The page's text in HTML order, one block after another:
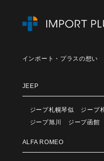
インポート・プラスの想い
JEEP
ジープ札幌琴似 ジープ
ジープ旭川
ジープ函館
ALFA ROMEO